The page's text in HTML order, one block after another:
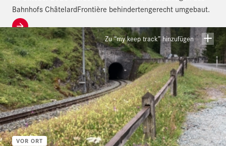
Bahnhofs ChâtelardFrontière behindertengerecht umgebaut.
VOR ORT
Zu “my keep track” hinzufügen